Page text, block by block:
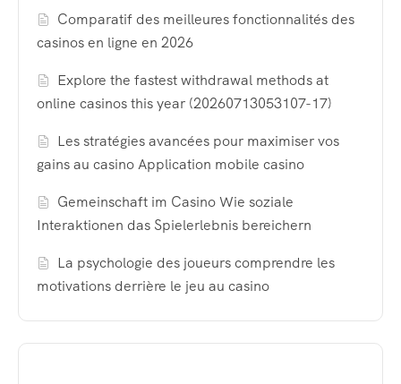
Comparatif des meilleures fonctionnalités des
casinos en ligne en 2026
Explore the fastest withdrawal methods at
online casinos this year (20260713053107-17)
Les stratégies avancées pour maximiser vos
gains au casino Application mobile casino
Gemeinschaft im Casino Wie soziale
Interaktionen das Spielerlebnis bereichern
La psychologie des joueurs comprendre les
motivations derrière le jeu au casino